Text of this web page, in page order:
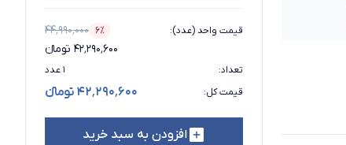
قیمت واحد (عدد): ۶٪
درصد تخفیف
۴۴٬۹۹۰٬۰۰۰
۴۲٬۲۹۰٬۶۰۰ تومانء
تعداد:
۱ عدد
قیمت کل: ۴۲٬۲۹۰٬۶۰۰ تومانء
افزودن به سبد خرید